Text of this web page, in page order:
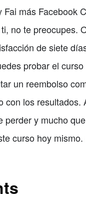
Fai más Facebook
no te preocupes.
de siete
probar el
un reembolso
con los resultados.
perder y mucho
curso hoy mismo.